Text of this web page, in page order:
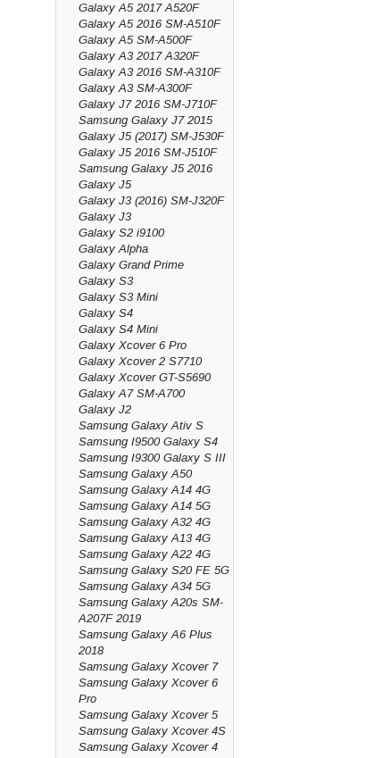
Galaxy A5 2017 A520F
Galaxy A5 2016 SM-A510F
Galaxy A5 SM-A500F
Galaxy A3 2017 A320F
Galaxy A3 2016 SM-A310F
Galaxy A3 SM-A300F
Galaxy J7 2016 SM-J710F
Samsung Galaxy J7 2015
Galaxy J5 (2017) SM-J530F
Galaxy J5 2016 SM-J510F
Samsung Galaxy J5 2016
Galaxy J5
Galaxy J3 (2016) SM-J320F
Galaxy J3
Galaxy S2 i9100
Galaxy Alpha
Galaxy Grand Prime
Galaxy S3
Galaxy S3 Mini
Galaxy S4
Galaxy S4 Mini
Galaxy Xcover 6 Pro
Galaxy Xcover 2 S7710
Galaxy Xcover GT-S5690
Galaxy A7 SM-A700
Galaxy J2
Samsung Galaxy Ativ S
Samsung I9500 Galaxy S4
Samsung I9300 Galaxy S III
Samsung Galaxy A50
Samsung Galaxy A14 4G
Samsung Galaxy A14 5G
Samsung Galaxy A32 4G
Samsung Galaxy A13 4G
Samsung Galaxy A22 4G
Samsung Galaxy S20 FE 5G
Samsung Galaxy A34 5G
Samsung Galaxy A20s SM-
A207F 2019
Samsung Galaxy A6 Plus
2018
Samsung Galaxy Xcover 7
Samsung Galaxy Xcover 6
Pro
Samsung Galaxy Xcover 5
Samsung Galaxy Xcover 4S
Samsung Galaxy Xcover 4